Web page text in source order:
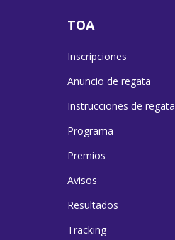
TOA
Inscripciones
Anuncio de regata
Instrucciones de regata
Programa
Premios
Avisos
Resultados
Tracking